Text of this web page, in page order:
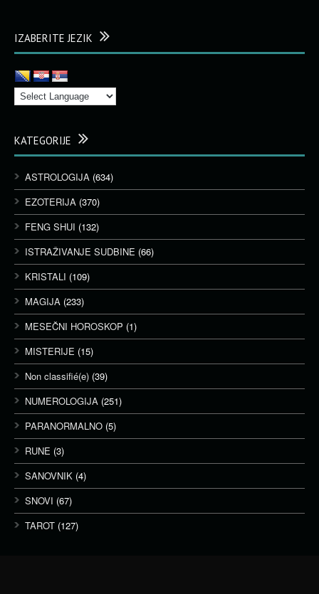
IZABERITE JEZIK
KATEGORIJE
ASTROLOGIJA (634)
EZOTERIJA (370)
FENG SHUI (132)
ISTRAŽIVANJE SUDBINE (66)
KRISTALI (109)
MAGIJA (233)
MESEČNI HOROSKOP (1)
MISTERIJE (15)
Non classifié(e) (39)
NUMEROLOGIJA (251)
PARANORMALNO (5)
RUNE (3)
SANOVNIK (4)
SNOVI (67)
TAROT (127)